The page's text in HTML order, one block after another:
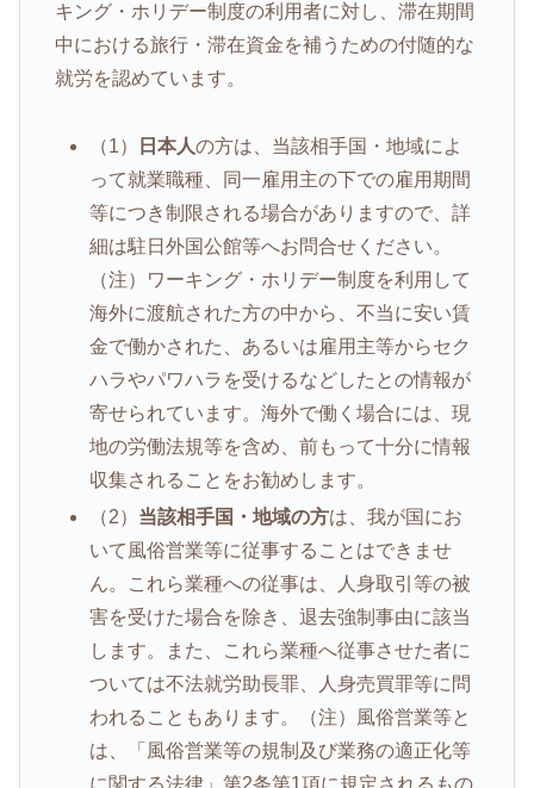
キング・ホリデー制度の利用者に対し、滞在期間
中における旅行・滞在資金を補うための付随的な
就労を認めています。
（1） 日本人の方は、当該相手国・地域によ
って就業職種、同一雇用主の下での雇用期間
等につき制限される場合がありますので、詳
細は駐日外国公館等へお問合せください。
（注）ワーキング・ホリデー制度を利用して
海外に渡航された方の中から、不当に安い賃
金で働かされた、あるいは雇用主等からセク
ハラやパワハラを受けるなどしたとの情報が
寄せられています。海外で働く場合には、現
地の労働法規等を含め、前もって十分に情報
収集されることをお勧めします。
（2） 当該相手国・地域の方は、我が国にお
いて風俗営業等に従事することはできませ
ん。これら業種への従事は、人身取引等の被
害を受けた場合を除き、退去強制事由に該当
します。また、これら業種へ従事させた者に
ついては不法就労助長罪、人身売買罪等に問
われることもあります。（注）風俗営業等と
は、「風俗営業等の規制及び業務の適正化等